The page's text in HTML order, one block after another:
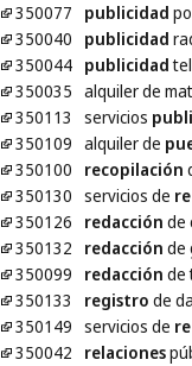
350077
publicidad
350040
publicidad
350044 publicidad
350035 alquiler de
350113
servicios
350109 alquiler de
350100
recopilación
350130 servicios de
350126
redacción de
350132
redacción de
350099
redacción de
350133
registro de
350149 servicios de
350042
relaciones